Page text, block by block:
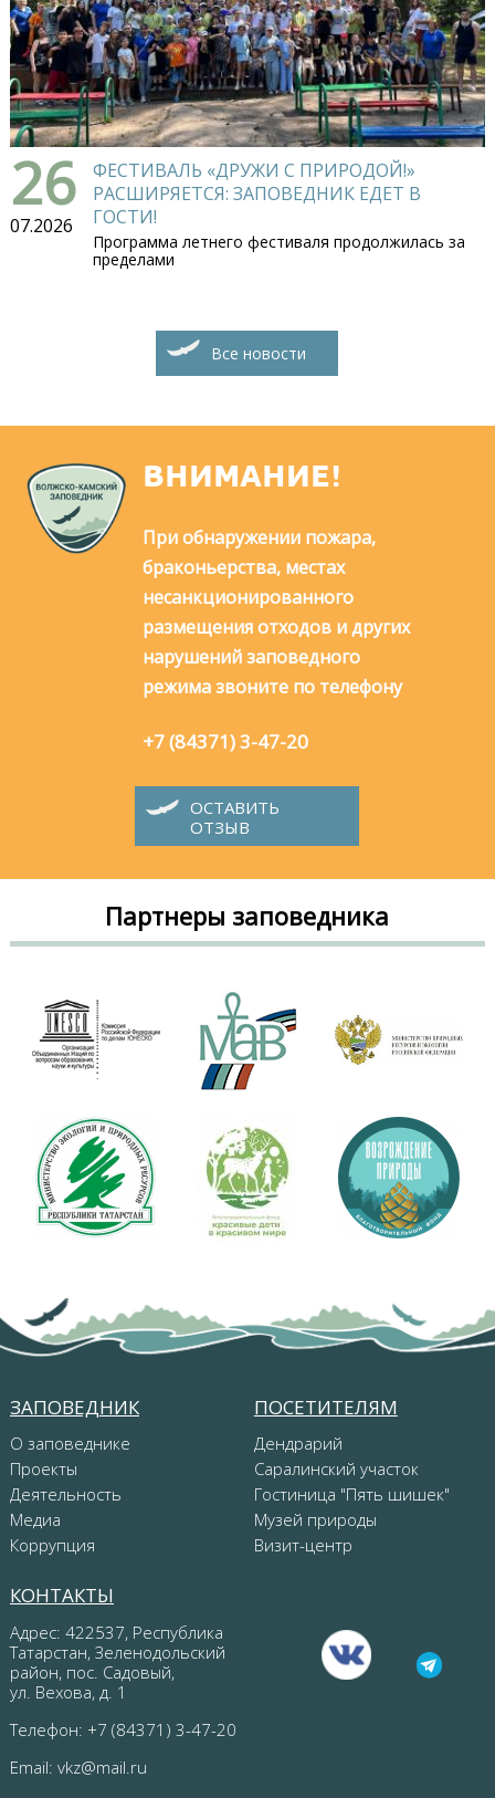
26
07.2026
ФЕСТИВАЛЬ «ДРУЖИ С ПРИРОДОЙ!»
РАСШИРЯЕТСЯ: ЗАПОВЕДНИК ЕДЕТ В
ГОСТИ!
Программа летнего фестиваля продолжилась за
пределами
Все новости
ВНИМАНИЕ!
При обнаружении пожара,
браконьерства, местах
несанкционированного
размещения отходов и других
нарушений заповедного
режима звоните по телефону
+7 (84371) 3-47-20
ОСТАВИТЬ
ОТЗЫВ
Партнеры заповедника
ЗАПОВЕДНИК
О заповеднике
Проекты
Деятельность
Медиа
Коррупция
ПОСЕТИТЕЛЯМ
Дендрарий
Саралинский участок
Гостиница "Пять шишек"
Музей природы
Визит-центр
КОНТАКТЫ
Адрес: 422537, Республика
Татарстан, Зеленодольский
район, пос. Садовый,
ул. Вехова, д. 1
Телефон: +7 (84371) 3-47-20
Email: vkz@mail.ru